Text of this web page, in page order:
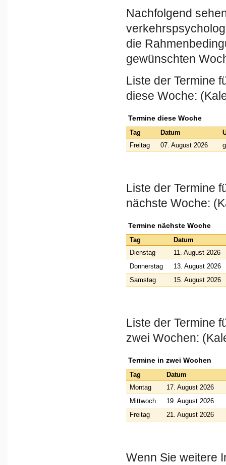
Nachfolgend
die
gewünschten
Liste der Termine
diese Woche:
Termine diese Woche
Tag Datum
Freitag
07. August 2026
Liste der Termine
nächste Woche:
Termine nächste Woche
Tag
Datum
Dienstag
11. August 2026
Donnerstag
13. August 2026
Samstag
15. August 2026
Liste der Termine
zwei Wochen:
Termine in zwei Wochen
Tag
Datum
Montag
17. August 2026
Mittwoch
19. August 2026
Freitag
21. August 2026
Wenn Sie weitere